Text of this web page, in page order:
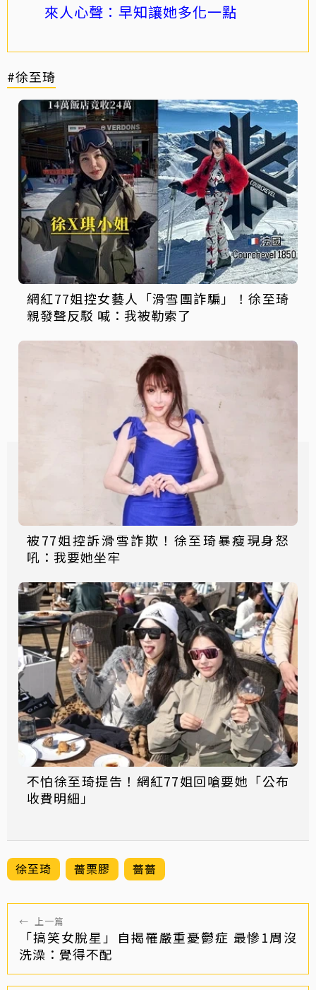
來人心聲：早知讓她多化一點
#徐至琦
網紅77姐控女藝人「滑雪團詐騙」！徐至琦
親發聲反駁 喊：我被勒索了
被77姐控訴滑雪詐欺！徐至琦暴瘦現身怒
吼：我要她坐牢
不怕徐至琦提告！網紅77姐回嗆要她「公布
收費明細」
徐至琦 薔栗膠 薔薔
← 上一篇
「搞笑女脫星」自揭罹嚴重憂鬱症 最慘1周沒
洗澡：覺得不配